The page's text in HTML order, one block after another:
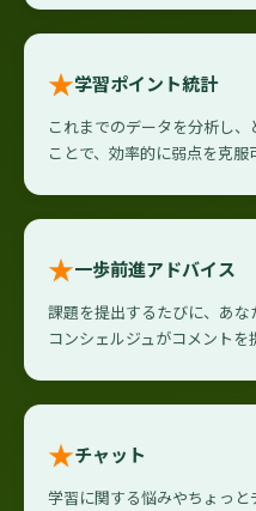
★学習ポイント統計
これまでのデータを分析し
ことで、効率的に弱点を克服
★一歩前進アドバイス
課題を提出するたびに、あ
コンシェルジュがコメントを
★チャット
学習に関する悩みやちょっ